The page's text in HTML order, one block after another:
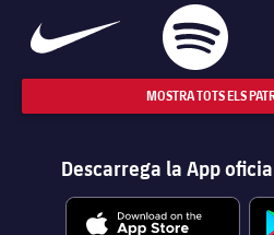
MOSTRA TOTS ELS
Descarrega la App